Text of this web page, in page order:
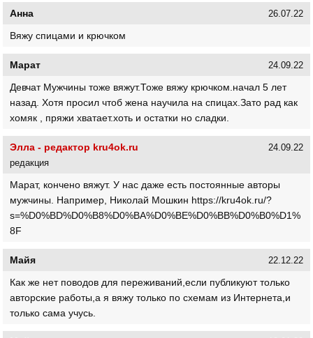
Анна 26.07.22
Вяжу спицами и крючком
Марат 24.09.22
Девчат Мужчины тоже вяжут.Тоже вяжу крючком.начал 5 лет
назад. Хотя просил чтоб жена научила на спицах.Зато рад как
хомяк , пряжи хватает.хоть и остатки но сладки.
Элла - редактор kru4ok.ru
редакция
24.09.22
Марат, кончено вяжут. У нас даже есть постоянные авторы
мужчины. Например, Николай Мошкин https://kru4ok.ru/?
s=%D0%BD%D0%B8%D0%BA%D0%BE%D0%BB%D0%B0%D1%
8F
Майя 22.12.22
Как же нет поводов для переживаний,если публикуют только
авторские работы,а я вяжу только по схемам из Интернета,и
только сама учусь.